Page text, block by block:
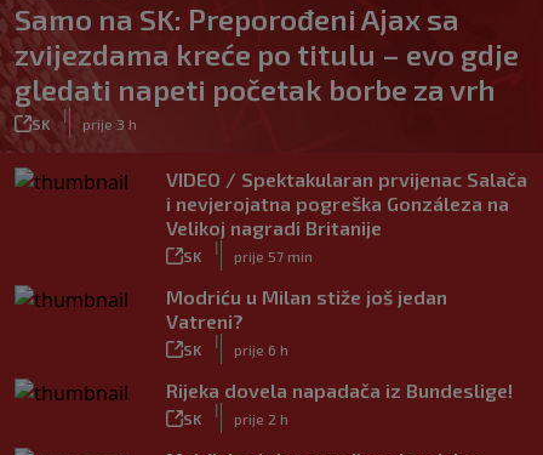
Samo na SK: Preporođeni Ajax sa
zvijezdama kreće po titulu – evo gdje
gledati napeti početak borbe za vrh
SK
|
prije 3 h
VIDEO / Spektakularan prvijenac Salača
i nevjerojatna pogreška Gonzáleza na
Velikoj nagradi Britanije
SK
|
prije 57 min
Modriću u Milan stiže još jedan
Vatreni?
SK
|
prije 6 h
Rijeka dovela napadača iz Bundeslige!
SK
|
prije 2 h